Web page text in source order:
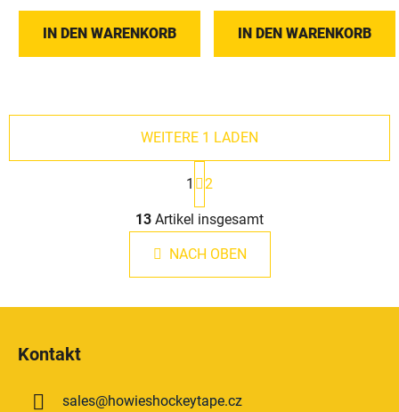
IN DEN WARENKORB IN DEN WARENKORB
S
t
e
u
e
r
e
WEITERE 1 LADEN
P
a
g
i
n
i
u
1 2
13 Artikel insgesamt
NACH OBEN
Kontakt
sales@howieshockeytape.cz